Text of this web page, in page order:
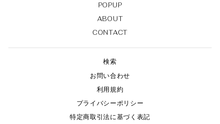
POPUP
ABOUT
CONTACT
検索
お問い合わせ
利用規約
プライバシーポリシー
特定商取引法に基づく表記